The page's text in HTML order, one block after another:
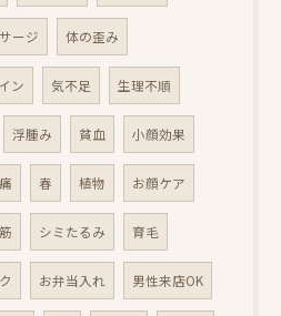
ージ 体の歪み
ン 気不足 生理不順
浮腫み 貧血 小顔効果
春 植物 お顔ケア
シミたるみ 育毛
お弁当入れ 男性来店OK